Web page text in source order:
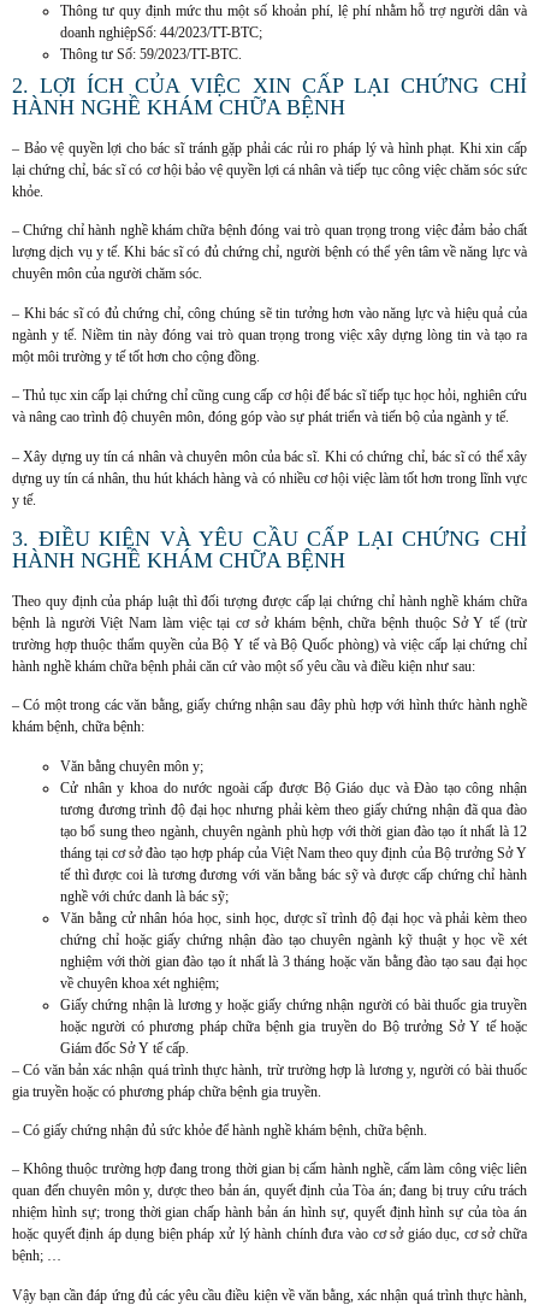
Thông tư quy định mức thu một số khoản phí, lệ phí nhằm hỗ trợ người dân và
doanh nghiệpSố: 44/2023/TT-BTC;
Thông tư Số: 59/2023/TT-BTC.
2. LỢI ÍCH CỦA VIỆC XIN CẤP LẠI CHỨNG CHỈ
HÀNH NGHỀ KHÁM CHỮA BỆNH
– Bảo vệ quyền lợi cho bác sĩ tránh gặp phải các rủi ro pháp lý và hình phạt. Khi xin cấp
lại chứng chỉ, bác sĩ có cơ hội bảo vệ quyền lợi cá nhân và tiếp tục công việc chăm sóc sức
khỏe.
– Chứng chỉ hành nghề khám chữa bệnh đóng vai trò quan trọng trong việc đảm bảo chất
lượng dịch vụ y tế. Khi bác sĩ có đủ chứng chỉ, người bệnh có thể yên tâm về năng lực và
chuyên môn của người chăm sóc.
– Khi bác sĩ có đủ chứng chỉ, công chúng sẽ tin tưởng hơn vào năng lực và hiệu quả của
ngành y tế. Niềm tin này đóng vai trò quan trọng trong việc xây dựng lòng tin và tạo ra
một môi trường y tế tốt hơn cho cộng đồng.
– Thủ tục xin cấp lại chứng chỉ cũng cung cấp cơ hội để bác sĩ tiếp tục học hỏi, nghiên cứu
và nâng cao trình độ chuyên môn, đóng góp vào sự phát triển và tiến bộ của ngành y tế.
– Xây dựng uy tín cá nhân và chuyên môn của bác sĩ. Khi có chứng chỉ, bác sĩ có thể xây
dựng uy tín cá nhân, thu hút khách hàng và có nhiều cơ hội việc làm tốt hơn trong lĩnh vực
y tế.
3. ĐIỀU KIỆN VÀ YÊU CẦU CẤP LẠI CHỨNG CHỈ
HÀNH NGHỀ KHÁM CHỮA BỆNH
Theo quy định của pháp luật thì đối tượng được cấp lại chứng chỉ hành nghề khám chữa
bệnh là người Việt Nam làm việc tại cơ sở khám bệnh, chữa bệnh thuộc Sở Y tế (trừ
trường hợp thuộc thẩm quyền của Bộ Y tế và Bộ Quốc phòng) và việc cấp lại chứng chỉ
hành nghề khám chữa bệnh phải căn cứ vào một số yêu cầu và điều kiện như sau:
– Có một trong các văn bằng, giấy chứng nhận sau đây phù hợp với hình thức hành nghề
khám bệnh, chữa bệnh:
Văn bằng chuyên môn y;
Cử nhân y khoa do nước ngoài cấp được Bộ Giáo dục và Đào tạo công nhận
tương đương trình độ đại học nhưng phải kèm theo giấy chứng nhận đã qua đào
tạo bổ sung theo ngành, chuyên ngành phù hợp với thời gian đào tạo ít nhất là 12
tháng tại cơ sở đào tạo hợp pháp của Việt Nam theo quy định của Bộ trưởng Sở Y
tế thì được coi là tương đương với văn bằng bác sỹ và được cấp chứng chỉ hành
nghề với chức danh là bác sỹ;
Văn bằng cử nhân hóa học, sinh học, dược sĩ trình độ đại học và phải kèm theo
chứng chỉ hoặc giấy chứng nhận đào tạo chuyên ngành kỹ thuật y học về xét
nghiệm với thời gian đào tạo ít nhất là 3 tháng hoặc văn bằng đào tạo sau đại học
về chuyên khoa xét nghiệm;
Giấy chứng nhận là lương y hoặc giấy chứng nhận người có bài thuốc gia truyền
hoặc người có phương pháp chữa bệnh gia truyền do Bộ trưởng Sở Y tế hoặc
Giám đốc Sở Y tế cấp.
– Có văn bản xác nhận quá trình thực hành, trừ trường hợp là lương y, người có bài thuốc
gia truyền hoặc có phương pháp chữa bệnh gia truyền.
– Có giấy chứng nhận đủ sức khỏe để hành nghề khám bệnh, chữa bệnh.
– Không thuộc trường hợp đang trong thời gian bị cấm hành nghề, cấm làm công việc liên
quan đến chuyên môn y, dược theo bản án, quyết định của Tòa án; đang bị truy cứu trách
nhiệm hình sự; trong thời gian chấp hành bản án hình sự, quyết định hình sự của tòa án
hoặc quyết định áp dụng biện pháp xử lý hành chính đưa vào cơ sở giáo dục, cơ sở chữa
bệnh; …
Vậy bạn cần đáp ứng đủ các yêu cầu điều kiện về văn bằng, xác nhận quá trình thực hành,